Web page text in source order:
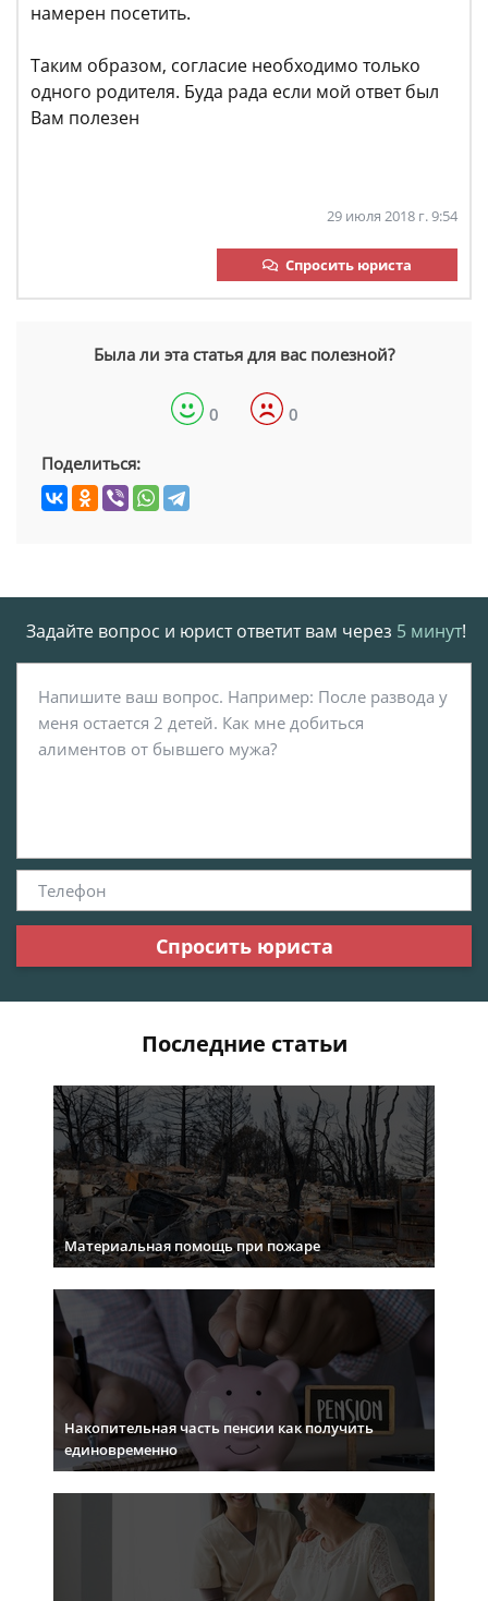
намерен посетить.
Таким образом, согласие необходимо только
одного родителя. Буда рада если мой ответ был
Вам полезен
29 июля 2018 г. 9:54
Спросить юриста
Была ли эта статья для вас полезной?
0 0
Поделиться:
Задайте вопрос и юрист ответит вам через 5 минут!
Спросить юриста
Последние статьи
Материальная помощь при пожаре
Накопительная часть пенсии как получить
единовременно